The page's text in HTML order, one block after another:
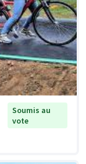
Soumis au
vote